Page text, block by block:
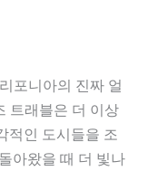
포니아의 진짜 얼
트래블은 더 이상
적인 도시들을 조
아왔을 때 더 빛나